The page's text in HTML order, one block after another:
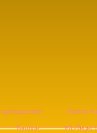
Matten-
Termine
VfL-Tegel